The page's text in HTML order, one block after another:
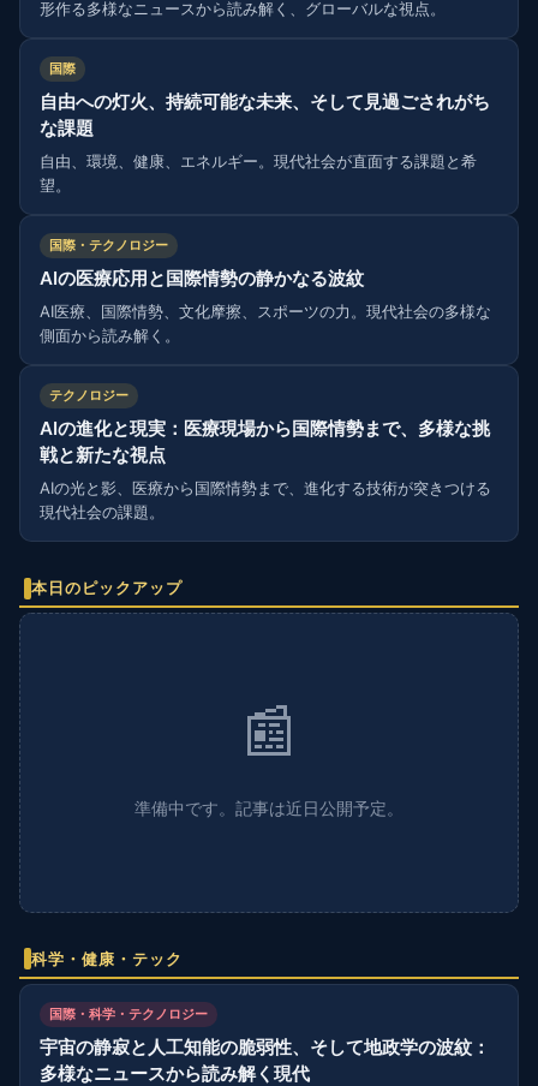
形作る多様なニュースから読み解く、グローバルな視点。
国際
自由への灯火、持続可能な未来、そして見過ごされがち
な課題
自由、環境、健康、エネルギー。現代社会が直面する課題と希
望。
国際・テクノロジー
AIの医療応用と国際情勢の静かなる波紋
AI医療、国際情勢、文化摩擦、スポーツの力。現代社会の多様な
側面から読み解く。
テクノロジー
AIの進化と現実：医療現場から国際情勢まで、多様な挑
戦と新たな視点
AIの光と影、医療から国際情勢まで、進化する技術が突きつける
現代社会の課題。
本日のピックアップ
📰
準備中です。記事は近日公開予定。
科学・健康・テック
国際・科学・テクノロジー
宇宙の静寂と人工知能の脆弱性、そして地政学の波紋：
多様なニュースから読み解く現代